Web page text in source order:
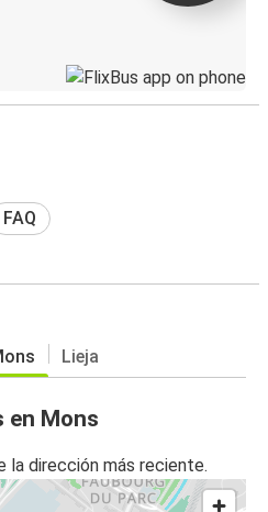
FAQ
Lieja
en Mons
la dirección más reciente.